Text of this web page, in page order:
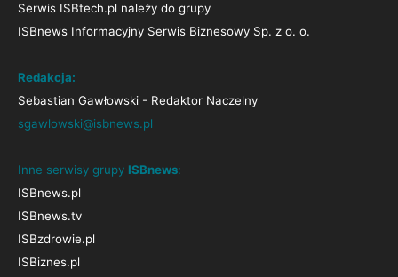
Serwis ISBtech.pl należy do grupy
ISBnews Informacyjny Serwis Biznesowy Sp. z o. o.
Redakcja:
Sebastian Gawłowski - Redaktor Naczelny
sgawlowski@isbnews.pl
Inne serwisy grupy ISBnews:
ISBnews.pl
ISBnews.tv
ISBzdrowie.pl
ISBiznes.pl